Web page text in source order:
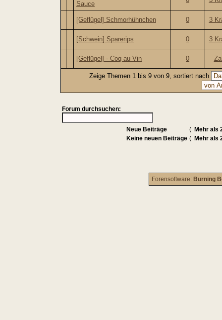
Sauce
[Geflügel] Schmorhühnchen 0 3
[Schwein] Sparerips 0 3
[Geflügel] - Coq au Vin 0
Zeige Themen 1 bis 9 von 9, sortiert nach
Forum durchsuchen:
Neue Beiträge ( Mehr als
Keine neuen Beiträge ( Mehr als
Forensoftware: Burning